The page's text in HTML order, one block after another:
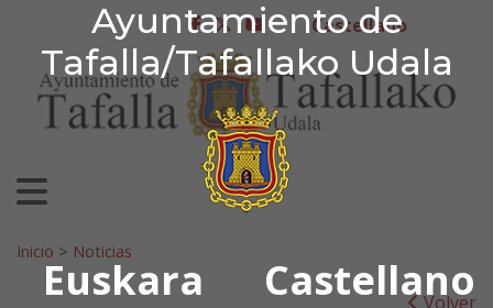
Ayuntamiento de
Tafalla/Tafallako Udala
Euskara Castellano
Ir al contenido
Ayuntamiento de
facebook
twitter
youtubeCastellano
Search for:
Inicio > Noticias
Volver